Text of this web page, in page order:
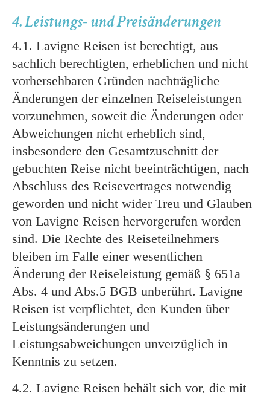
4. Leistungs- und Preisänderungen
4.1. Lavigne Reisen ist berechtigt, aus
sachlich berechtigten, erheblichen und nicht
vorhersehbaren Gründen nachträgliche
Änderungen der einzelnen Reiseleistungen
vorzunehmen, soweit die Änderungen oder
Abweichungen nicht erheblich sind,
insbesondere den Gesamtzuschnitt der
gebuchten Reise nicht beeinträchtigen, nach
Abschluss des Reisevertrages notwendig
geworden und nicht wider Treu und Glauben
von Lavigne Reisen hervorgerufen worden
sind. Die Rechte des Reiseteilnehmers
bleiben im Falle einer wesentlichen
Änderung der Reiseleistung gemäß § 651a
Abs. 4 und Abs.5 BGB unberührt. Lavigne
Reisen ist verpflichtet, den Kunden über
Leistungsänderungen und
Leistungsabweichungen unverzüglich in
Kenntnis zu setzen.
4.2. Lavigne Reisen behält sich vor, die mit